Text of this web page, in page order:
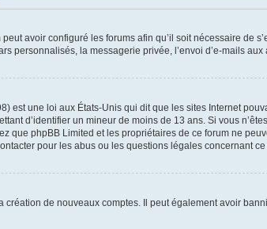
avoir configuré les forums afin qu’il soit nécessaire
personnalisés, la messagerie privée, l’envoi d’e-mails
est une loi aux États-Unis qui dit que les sites Internet
d’identifier un mineur de moins de 13 ans. Si vous
que phpBB Limited et les propriétaires de ce forum ne
pour les abus ou les questions légales concernant
création de nouveaux comptes. Il peut également avoir